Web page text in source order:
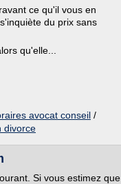
ce qu'il vous en
du prix sans
qu'elle...
avocat conseil /
divorce
Si vous estimez que